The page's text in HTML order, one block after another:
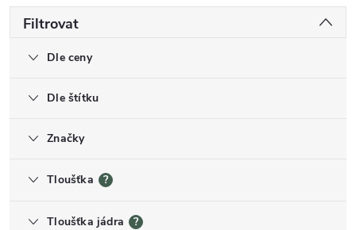
Filtrovat
Dle ceny
Dle štítku
Značky
Tloušťka ?
Tloušťka jádra ?